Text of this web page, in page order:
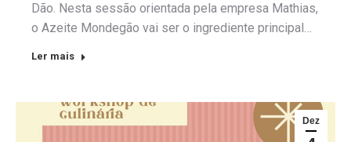
Dão. Nesta sessão orientada pela empresa Mathias,
o Azeite Mondegão vai ser o ingrediente principal…
Ler mais
Dez